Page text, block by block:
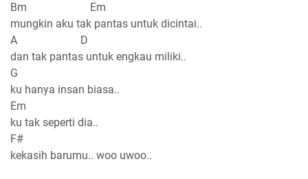
Bm Em
mungkin aku tak pantas untuk dicintai..
A D
dan tak pantas untuk engkau miliki..
G
ku hanya insan biasa..
Em
ku tak seperti dia..
F#
kekasih barumu.. woo uwoo..